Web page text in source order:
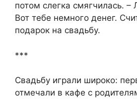
потом слегка смягчилась. –
Вот тебе немного денег.
подарок на свадьбу.
***
Свадьбу играли широко:
отмечали в кафе с